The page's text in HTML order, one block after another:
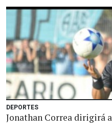
DEPORTES
Jonathan Correa dirigirá